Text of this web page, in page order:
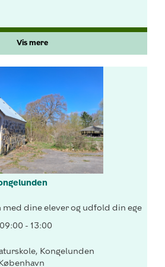
Vis mere
med dine elever og udfold din egen
- 13:00
Kongelunden